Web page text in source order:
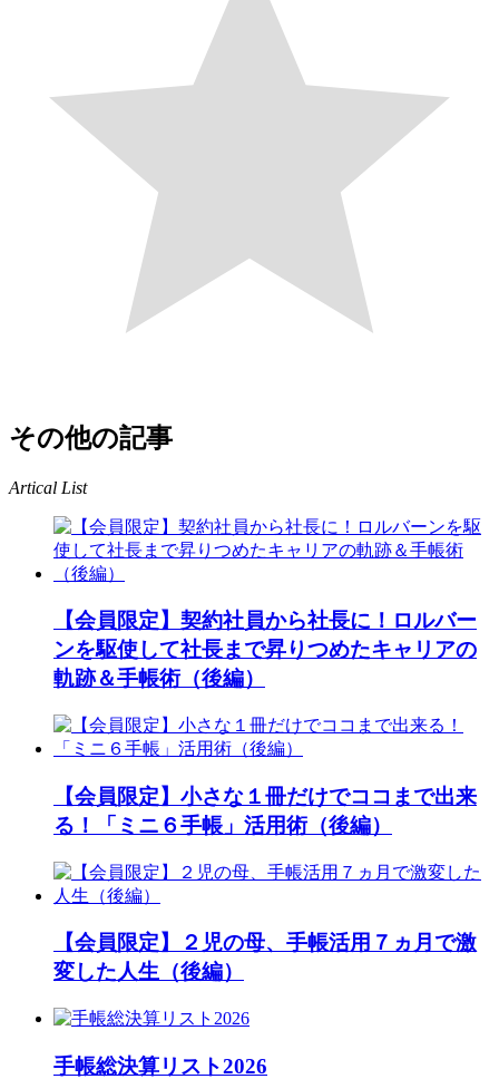
その他の記事
Artical List
【会員限定】契約社員から社長に！ロルバー
ンを駆使して社長まで昇りつめたキャリアの
軌跡＆手帳術（後編）
【会員限定】小さな１冊だけでココまで出来
る！「ミニ６手帳」活用術（後編）
【会員限定】２児の母、手帳活用７ヵ月で激
変した人生（後編）
手帳総決算リスト2026